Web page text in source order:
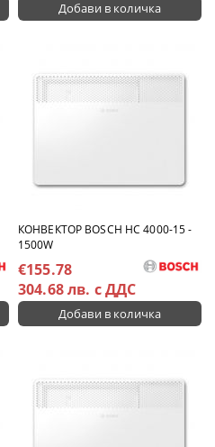
КОНВЕКТОР BOSCH HC 4000-15 -
1500W
€155.78
304.68 лв. с ДДС